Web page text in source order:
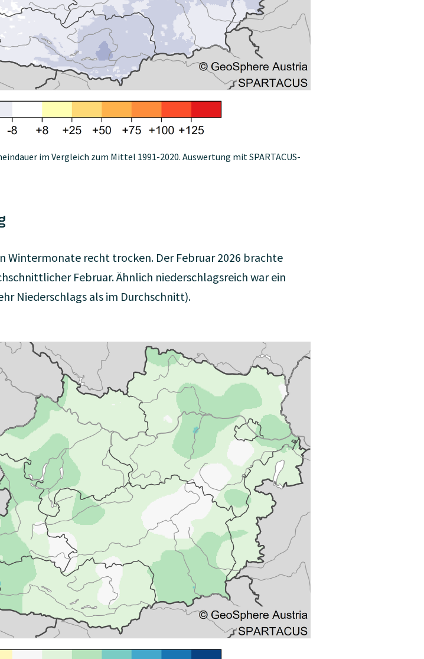
im Vergleich zum Mittel 1991-2020. Auswertung mit SPARTACUS-
Wintermonate recht trocken. Der Februar 2026 brachte
Februar. Ähnlich niederschlagsreich war ein
Niederschlags als im Durchschnitt).